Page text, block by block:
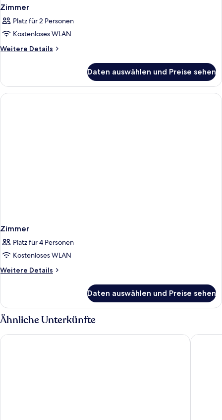
Zimmer
Platz für 2 Personen
Kostenloses WLAN
Weitere Details
Weitere
Daten auswählen und Preise sehen
Zimmer
Platz für 4 Personen
Kostenloses WLAN
Weitere Details
Weitere
Daten auswählen und Preise sehen
Ähnliche Unterkünfte
Sofia Balkan Palace Sense